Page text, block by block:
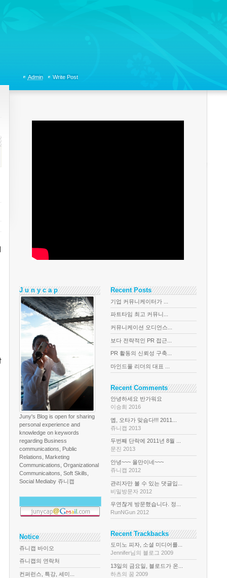
Admin Write Post
J u n y c a p
Juny's Blog is open for sharing
personal experience and
knowledge on keywords
regarding Business
communications, Public
Relations, Marketing
Communications, Organizational
Communicaitons, Soft Skills,
Social Mediaby 쥬니캡
Notice
쥬니캡 바이오
쥬니캡의 연락처
컨퍼런스, 특강, 세미...
Recent Posts
기업 커뮤니케이터가 ...
파트타임 최고 커뮤니...
커뮤니케이션 오디언스...
보다 전략적인 PR 접근...
PR 활동의 신뢰성 구축...
마인드풀 리더의 대표 ...
Recent Comments
안녕하세요 반가워요
이승희 2016
옙, 오타가 맞슴다!!! 2011...
쥬니캡 2013
두번째 단락에 2011년 8월 ...
문진 2013
안녕~~~ 올만이네~~~
쥬니캡 2012
관리자만 볼 수 있는 댓글입...
비밀방문자 2012
우연찮게 방문했습니다. 정...
RunNGun 2012
Recent Trackbacks
도미노 피자, 소셜 미디어를...
Jennifer님의 블로그 2009
13일의 금요일, 블로드가 온...
하츠의 꿈 2009